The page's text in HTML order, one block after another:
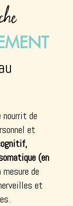
nourrit de
et
(en
de
et